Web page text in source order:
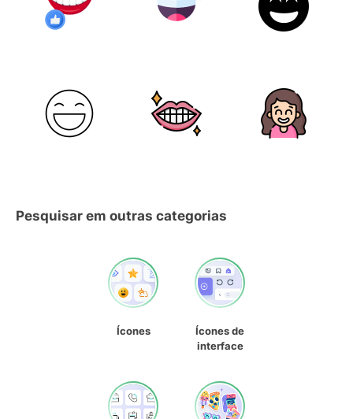
Pesquisar em outras categorias
Ícones
Ícones de
interface